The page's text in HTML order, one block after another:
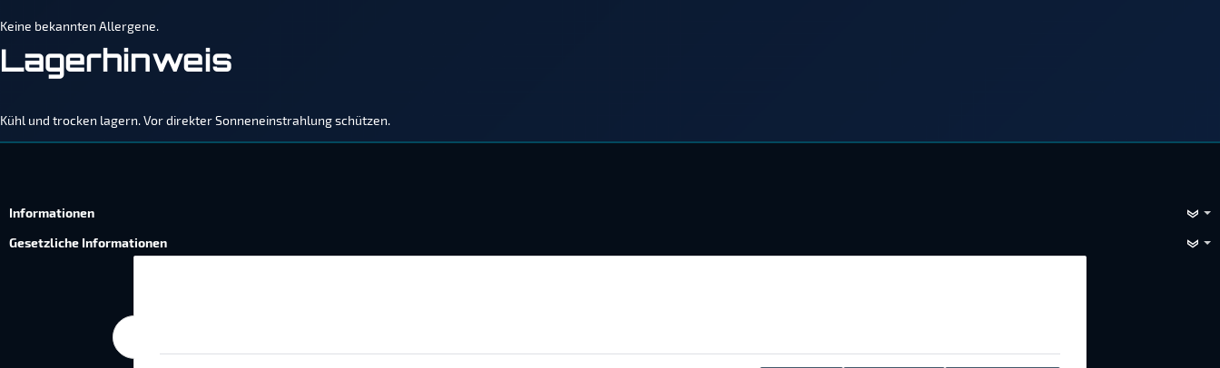
Keine bekannten Allergene.
Lagerhinweis
Kühl und trocken lagern. Vor direkter Sonneneinstrahlung schützen.
Informationen
Gesetzliche Informationen